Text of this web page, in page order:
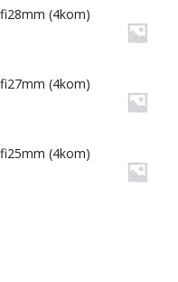
(4kom)
(4kom)
(4kom)